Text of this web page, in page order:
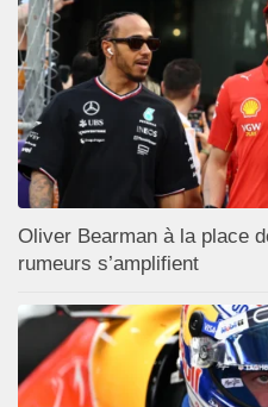
Oliver Bearman à la place
rumeurs s’amplifient